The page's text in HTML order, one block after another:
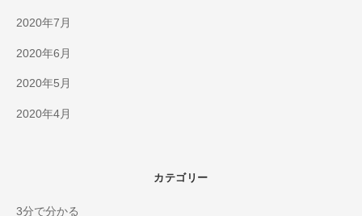
2020年7月
2020年6月
2020年5月
2020年4月
カテゴリー
3分で分かる